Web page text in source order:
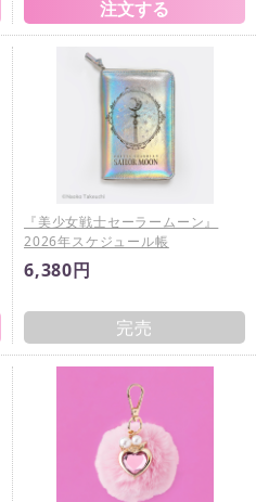
『美少女戦士セーラームーン』
2026年スケジュール帳
6,380円
完売